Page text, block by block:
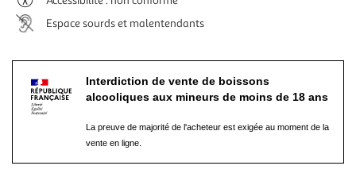
Espace sourds et malentendants
Interdiction de vente de boissons
alcooliques aux mineurs de moins de 18 ans
La preuve de majorité de l'acheteur est exigée au moment de la
vente en ligne.